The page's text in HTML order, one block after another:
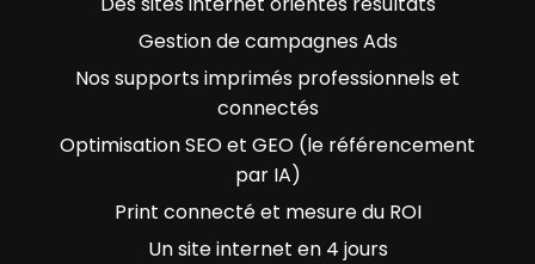
Gestion de campagnes Ads
Nos supports imprimés professionnels et
connectés
Optimisation SEO et GEO (le référencement
par IA)
Print connecté et mesure du ROI
Un site internet en 4 jours